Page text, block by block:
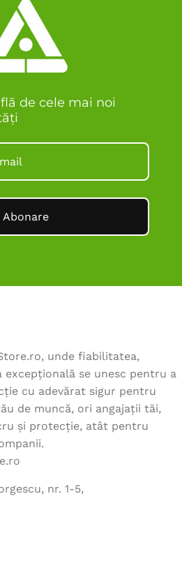
de cele mai noi
Abonare
unde fiabilitatea,
se unesc pentru a
cu adevărat sigur pentru
de muncă, ori angajații tăi,
și protecție, atât pentru
nr. 1-5,